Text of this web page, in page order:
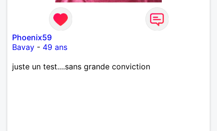
Phoenix59
Bavay - 49 ans
juste un test....sans grande conviction